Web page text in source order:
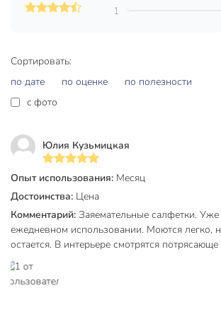
Артикул производителя
Габариты упаковки
Сортировать:
по дате
по оценке
по полезности
c фото
Юлия Кузьмицкая
Опыт использования: Месяц
Достоинства: Цена
Комментарий: Заяемательные салфетки.
ежедневном использовании. Моются легко,
остается. В интерьере смотрятся потрясающе
1